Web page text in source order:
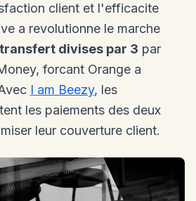
client et l'efficacite
a revolutionne le marche
divises par 3 par
forcant Orange a
I am Beezy, les
les paiements des deux
leur couverture client.